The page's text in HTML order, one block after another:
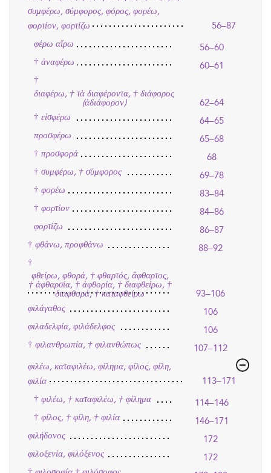
συμφέρω, σύμφορος, φόρος, φορέω,
φορτίον, φορτίζω
56–87
φέρω αἴρω
56–60
† ἀναφέρω
60–61
†
διαφέρω, † τὰ διαφέροντα, † διάφορος
(ἀδιάφορον)
62–64
† εἰσφέρω
64–65
προσφέρω
65–68
† προσφορά
68
† συμφέρω, † σύμφορος
69–78
† φορέω
83–84
† φορτίον
84–86
φορτίζω
86–87
† φθάνω, προφθάνω
88–92
†
φθείρω, φθορά, † φθαρτός, ἄφθαρτος,
† ἀφθαρσία, † ἀφθορία, † διαφθείρω, †
διαφθορά, † καταφθείρω
93–106
φιλάγαθος
106
φιλαδελφία, φιλάδελφος
106
† φιλανθρωπία, † φιλανθώπως
107–112
φιλέω, καταφιλέω, φίλημα, φίλος, φίλη,
φιλία
113–171
† φιλέω, † καταφιλέω, † φίλημα
114–146
† φίλος, † φίλη, † φιλία
146–171
φιλήδονος
172
φιλοξενία, φιλόξενος
172